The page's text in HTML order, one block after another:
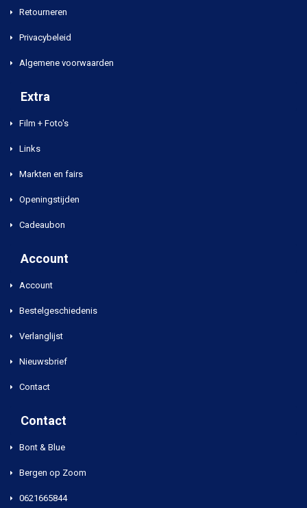
Retourneren
Privacybeleid
Algemene voorwaarden
Extra
Film + Foto's
Links
Markten en fairs
Openingstijden
Cadeaubon
Account
Account
Bestelgeschiedenis
Verlanglijst
Nieuwsbrief
Contact
Contact
Bont & Blue
Bergen op Zoom
0621665844